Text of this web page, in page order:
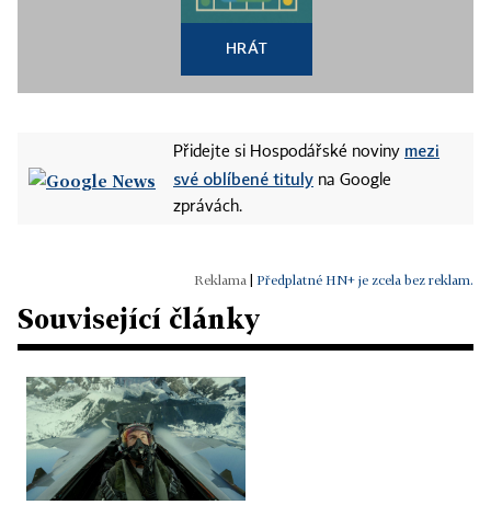
HRÁT
Přidejte si Hospodářské noviny mezi
své oblíbené tituly na Google
zprávách.
Předplatné HN+ je zcela bez reklam.
Související články